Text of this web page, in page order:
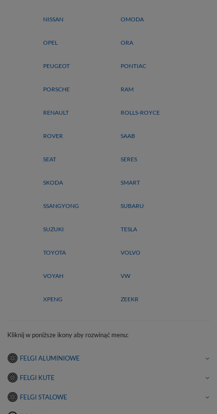
NISSAN OMODA
OPEL ORA
PEUGEOT PONTIAC
PORSCHE RAM
RENAULT ROLLS-ROYCE
ROVER SAAB
SEAT SERES
SKODA SMART
SSANGYONG SUBARU
SUZUKI TESLA
TOYOTA VOLVO
VOYAH VW
XPENG ZEEKR
Kliknij w poniższe ikony aby rozwinąć menu:
FELGI ALUMINIOWE
FELGI KUTE
FELGI STALOWE